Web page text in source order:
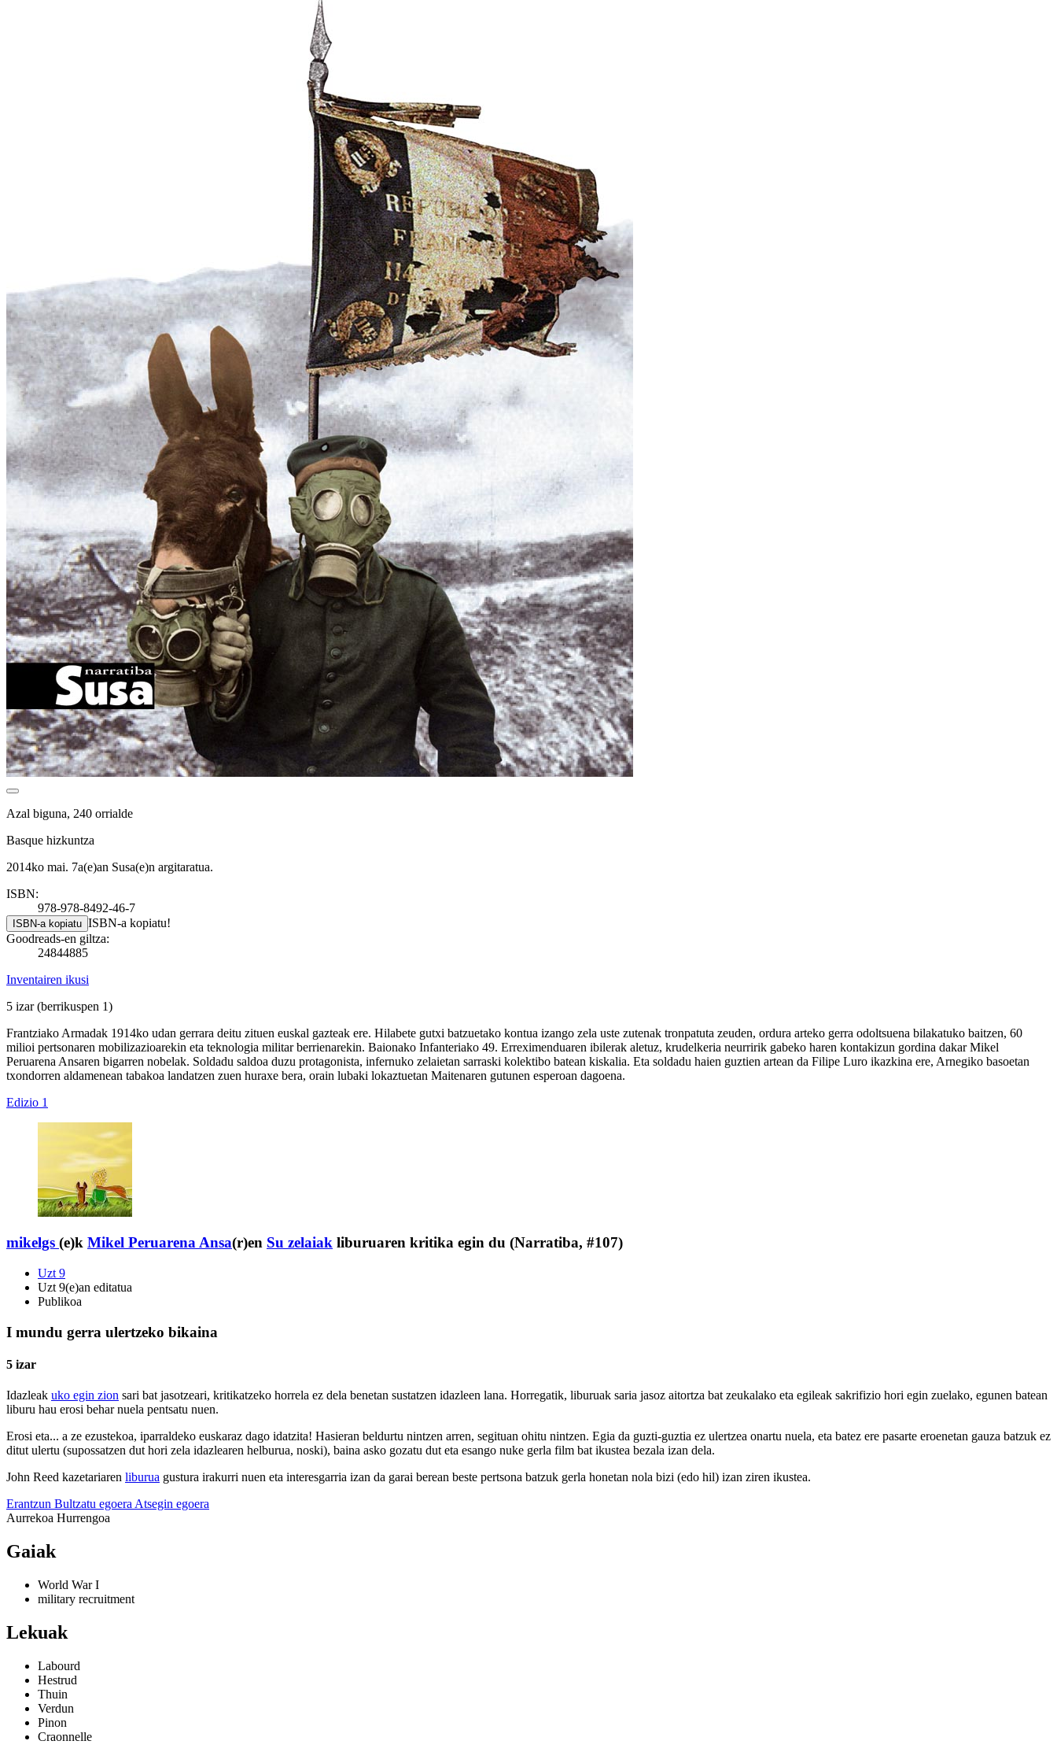
Azal biguna, 240 orrialde
Basque hizkuntza
2014ko mai. 7a(e)an Susa(e)n argitaratua.
ISBN:
978-978-8492-46-7
ISBN-a kopiatu ISBN-a kopiatu!
Goodreads-en giltza:
24844885
Inventairen ikusi
5 izar(berrikuspen 1)
Frantziako Armadak 1914ko udan gerrara deitu zituen euskal gazteak ere. Hilabete gutxi batzuetako kontua izango zela uste zutenak tronpatuta zeuden, ordura arteko gerra odoltsuena bilakatuko baitzen, 60
milioi pertsonaren mobilizazioarekin eta teknologia militar berrienarekin. Baionako Infanteriako 49. Erreximenduaren ibilerak aletuz, krudelkeria neurririk gabeko haren kontakizun gordina dakar Mikel
Peruarena Ansaren bigarren nobelak. Soldadu saldoa duzu protagonista, infernuko zelaietan sarraski kolektibo batean kiskalia. Eta soldadu haien guztien artean da Filipe Luro ikazkina ere, Arnegiko basoetan
txondorren aldamenean tabakoa landatzen zuen huraxe bera, orain lubaki lokaztuetan Maitenaren gutunen esperoan dagoena.
Edizio 1
mikelgs (e)k Mikel Peruarena Ansa(r)en Su zelaiak liburuaren kritika egin du (Narratiba, #107)
Uzt 9
Uzt 9(e)an editatua
Publikoa
I mundu gerra ulertzeko bikaina
5 izar
Idazleak uko egin zion sari bat jasotzeari, kritikatzeko horrela ez dela benetan sustatzen idazleen lana. Horregatik, liburuak saria jasoz aitortza bat zeukalako eta egileak sakrifizio hori egin zuelako, egunen batean
liburu hau erosi behar nuela pentsatu nuen.
Erosi eta... a ze ezustekoa, iparraldeko euskaraz dago idatzita! Hasieran beldurtu nintzen arren, segituan ohitu nintzen. Egia da guzti-guztia ez ulertzea onartu nuela, eta batez ere pasarte eroenetan gauza batzuk ez
ditut ulertu (supossatzen dut hori zela idazlearen helburua, noski), baina asko gozatu dut eta esango nuke gerla film bat ikustea bezala izan dela.
John Reed kazetariaren liburua gustura irakurri nuen eta interesgarria izan da garai berean beste pertsona batzuk gerla honetan nola bizi (edo hil) izan ziren ikustea.
Erantzun Bultzatu egoera Atsegin egoera
Aurrekoa Hurrengoa
Gaiak
World War I
military recruitment
Lekuak
Labourd
Hestrud
Thuin
Verdun
Pinon
Craonnelle